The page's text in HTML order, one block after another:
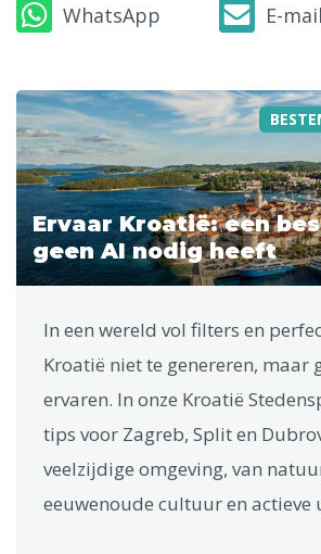
WhatsApp
E-mail
Ervaar Kroatië: een
geen AI nodig heeft
In een wereld vol filters en
Kroatië niet te genereren, maar
ervaren. In onze Kroatië
tips voor Zagreb, Split en
veelzijdige omgeving, van
eeuwenoude cultuur en actieve